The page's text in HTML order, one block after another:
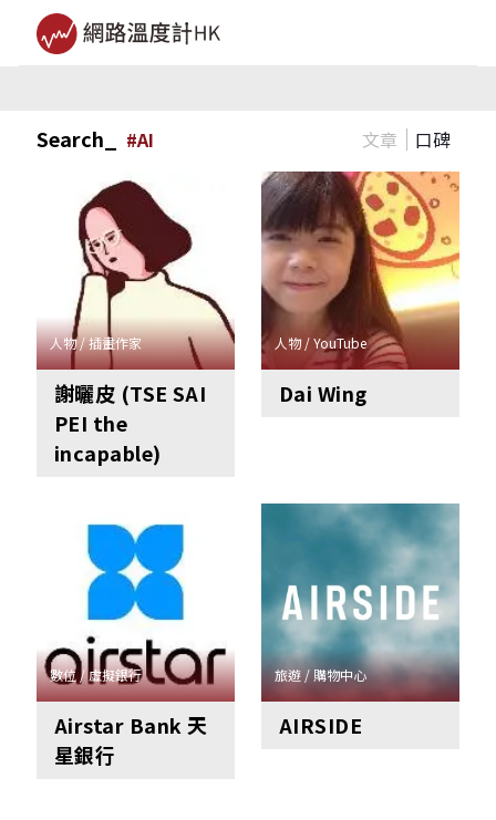
Search_ #AI 文章 口碑
人物 / 插畫作家
謝曬皮 (TSE SAI
PEI the
incapable)
人物 / YouTube
Dai Wing
數位 / 虛擬銀行
Airstar Bank 天
星銀行
旅遊 / 購物中心
AIRSIDE